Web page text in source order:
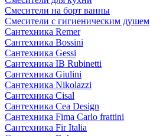
Смесители на борт ванны
Смесители с гигиеническим душем
Сантехника Remer
Сантехника Bossini
Сантехника Gessi
Сантехника IB Rubinetti
Сантехника Giulini
Сантехника Nikolazzi
Сантехника Cisal
Сантехника Cea Design
Сантехника Fima Carlo frattini
Сантехника Fir Italia